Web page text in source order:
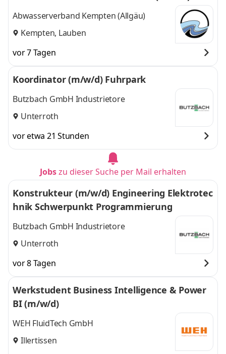
Abwasserverband Kempten (Allgäu)
Kempten, Lauben
vor 7 Tagen
Koordinator (m/w/d) Fuhrpark
Butzbach GmbH Industrietore
Unterroth
vor etwa 21 Stunden
Jobszu dieser Suche per Mail erhalten
Konstrukteur (m/w/d) Engineering Elektrotec
hnik Schwerpunkt Programmierung
Butzbach GmbH Industrietore
Unterroth
vor 8 Tagen
Werkstudent Business Intelligence & Power
BI (m/w/d)
WEH FluidTech GmbH
Illertissen